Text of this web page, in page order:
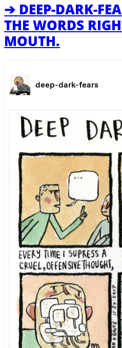
➔ DEEP-DARK-
THE WORDS
MOUTH.